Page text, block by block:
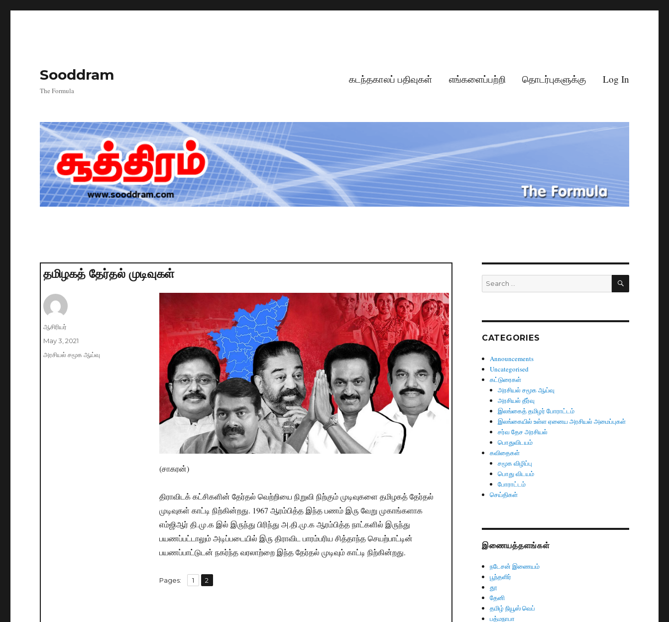
Sooddram
The Formula
கடந்தகாலப் பதிவுகள் எங்களைப்பற்றி தொடர்புகளுக்கு Log In
தமிழகத் தேர்தல் முடிவுகள்
(சாகரன்)
திராவிடக் கட்சிகளின் தேர்தல் வெற்றியை நிறுவி நிற்கும் முடிவுகளை தமிழகத் தேர்தல்
முடிவுகள் காட்டி நிற்கின்றது. 1967 ஆரம்பித்த இந்த பணம் இரு வேறு முகாங்களாக
எம்ஜிஆர் தி.மு.க இல் இருந்து பிரிந்து அ.தி.மு.க ஆரம்பித்த நாட்களில் இருந்து
பயணப்பட்டாலும் அடிப்படையில் இரு திராவிட பாரம்பரிய சித்தாந்த செயற்பாட்டின்
பயணப்பாட்டுடன் நகர்ந்த வரலாற்றை இந்த தேர்தல் முடிவும் காட்டி நிற்கின்றது.
Pages: Page
1 ,
Page
2
Author
ஆசிரியர்
Posted
on
May 3, 2021
Categories
அரசியல் சமூக ஆய்வு
Search
for:
SEARCH
CATEGORIES
Announcements
Uncategorised
கட்டுரைகள்
அரசியல் சமூக ஆய்வு
அரசியல் தீர்வு
இலங்கைத் தமிழர் போராட்டம்
இலங்கையில் உள்ள ஏனைய அரசியல் அமைப்புகள்
சர்வ தேச அரசியல்
பொதுவிடயம்
கவிதைகள்
சமூக விழிப்பு
பொது விடயம்
போராட்டம்
செய்திகள்
இணையத்தளங்கள்
நடேசன் இணையம்
பூந்தளிர்
தூ
தேனி
தமிழ் நியூஸ் வெப்
பத்மநாபா